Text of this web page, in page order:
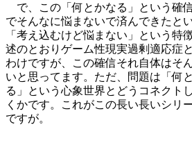
で、この「何とかなる」という確
でそんなに悩まないで済んできたと
「考え込むけど悩まない」という特
述のとおりゲーム性現実過剰適応症
わけですが、この確信それ自体はそ
いと思ってます。ただ、問題は「何
る」という心象世界とどうコネクト
くかです。これがこの長い長いシリ
ですが。